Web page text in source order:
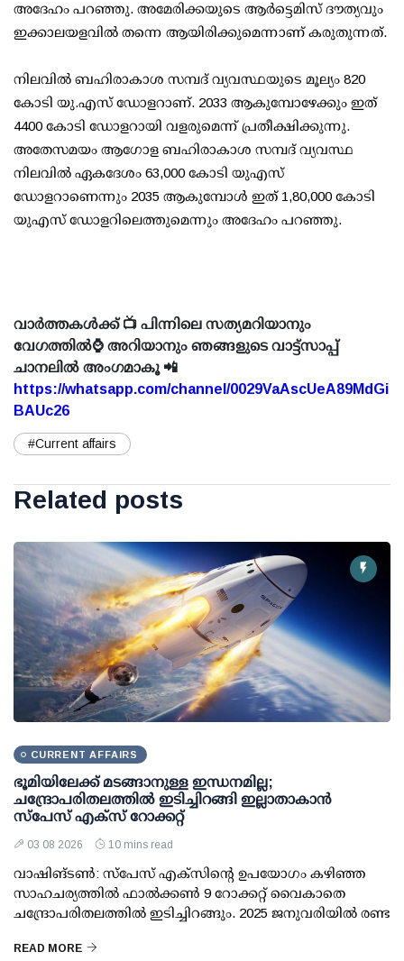
അദേഹം പറഞ്ഞു. അമേരിക്കയുടെ ആര്‍ട്ടെമിസ് ദൗത്യവും
ഇക്കാലയളവില്‍ തന്നെ ആയിരിക്കുമെന്നാണ് കരുതുന്നത്.
നിലവില്‍ ബഹിരാകാശ സമ്പദ് വ്യവസ്ഥയുടെ മൂല്യം 820
കോടി യു.എസ് ഡോളറാണ്. 2033 ആകുമ്പോഴേക്കും ഇത്
4400 കോടി ഡോളറായി വളരുമെന്ന് പ്രതീക്ഷിക്കുന്നു.
അതേസമയം ആഗോള ബഹിരാകാശ സമ്പദ് വ്യവസ്ഥ
നിലവില്‍ ഏകദേശം 63,000 കോടി യുഎസ്
ഡോളറാണെന്നും 2035 ആകുമ്പോള്‍ ഇത് 1,80,000 കോടി
യുഎസ് ഡോളറിലെത്തുമെന്നും അദേഹം പറഞ്ഞു.
വാർത്തകൾക്ക് 📺 പിന്നിലെ സത്യമറിയാനും
വേഗത്തിൽ⌚ അറിയാനും ഞങ്ങളുടെ വാട്ട്സാപ്പ്
ചാനലിൽ അംഗമാകൂ 📲
https://whatsapp.com/channel/0029VaAscUeA89MdGi
BAUc26
#Current affairs
Related posts
CURRENT AFFAIRS
ഭൂമിയിലേക്ക് മടങ്ങാനുള്ള ഇന്ധനമില്ല;
ചന്ദ്രോപരിതലത്തില്‍ ഇടിച്ചിറങ്ങി ഇല്ലാതാകാന്‍
സ്പേസ് എക്‌സ് റോക്കറ്റ്
03 08 2026 10 mins read
വാഷിങ്ടണ്‍: സ്പേസ് എക്‌സിന്റെ ഉപയോഗം കഴിഞ്ഞ
സാഹചര്യത്തില്‍ ഫാല്‍ക്കണ്‍ 9 റോക്കറ്റ് വൈകാതെ
ചന്ദ്രോപരിതലത്തില്‍ ഇടിച്ചിറങ്ങും. 2025 ജനുവരിയില്‍ രണ്ട
READ MORE